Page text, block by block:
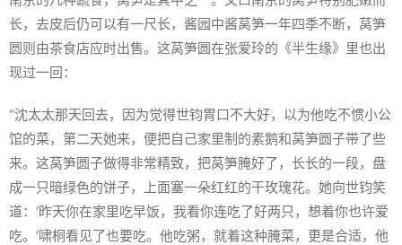
长，去皮后仍可以有一尺长，酱园中酱莴笋一年四季不断，莴笋
圆则由茶食店应时出售。这莴笋圆在张爱玲的《半生缘》里也出
现过一回：
“沈太太那天回去，因为觉得世钧胃口不大好，以为他吃不惯小公
馆的菜，第二天她来，便把自己家里制的素鹅和莴笋圆子带了些
来。这莴笋圆子做得非常精致，把莴笋腌好了，长长的一段，盘
成一只暗绿色的饼子，上面塞一朵红红的干玫瑰花。她向世钧笑
道：‘昨天你在家里吃早饭，我看你连吃了好两只，想着你也许爱
吃。’啸桐看见了也要吃。他吃粥，就着这种腌菜，更是合适，他